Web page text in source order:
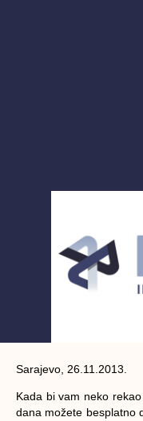
Sarajevo, 26.11.2013.
Kada bi vam neko
dana možete besplatno